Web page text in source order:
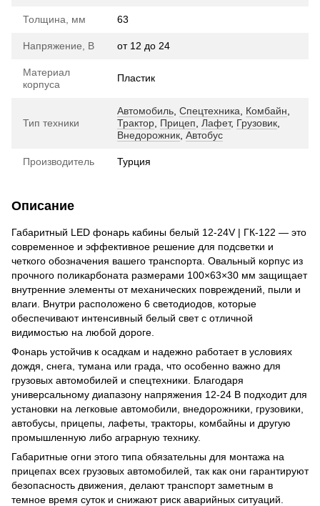
Толщина, мм 63
Напряжение, В от 12 до 24
Материал
корпуса
Пластик
Тип техники
Автомобиль Спецтехника Комбайн
Трактор Прицеп Лафет, Грузовик
Внедорожник Автобус
Производитель Турция
Описание
Габаритный LED фонарь кабины белый 12-24V | ГК-122 — это
современное и эффективное решение для подсветки и
четкого обозначения вашего транспорта. Овальный корпус из
прочного поликарбоната размерами 100×63×30 мм защищает
внутренние элементы от механических повреждений, пыли и
влаги. Внутри расположено 6 светодиодов, которые
обеспечивают интенсивный белый свет с отличной
видимостью на любой дороге.
Фонарь устойчив к осадкам и надежно работает в условиях
дождя, снега, тумана или града, что особенно важно для
грузовых автомобилей и спецтехники. Благодаря
универсальному диапазону напряжения 12-24 В подходит для
установки на легковые автомобили, внедорожники, грузовики,
автобусы, прицепы, лафеты, тракторы, комбайны и другую
промышленную либо аграрную технику.
Габаритные огни этого типа обязательны для монтажа на
прицепах всех грузовых автомобилей, так как они гарантируют
безопасность движения, делают транспорт заметным в
темное время суток и снижают риск аварийных ситуаций.